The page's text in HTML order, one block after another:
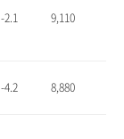
-2.1 9,110
-4.2 8,880